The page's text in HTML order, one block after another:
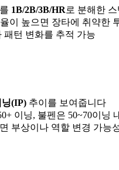
1B/2B/3B/HR로 분해한
이 높으면 장타에 취약한
패턴 변화를 추적 가능
닝(IP) 추이를 보여줍니다
이닝, 불펜은 50~70이닝
부상이나 역할 변경 가능